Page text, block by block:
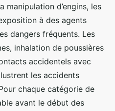
manipulation d’engins, les
à des agents
dangers fréquents. Les
inhalation de poussières
accidentels avec
les accidents
chaque catégorie de
avant le début des